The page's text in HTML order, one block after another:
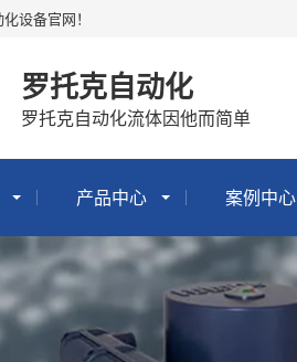
设备官网！
罗托克自动化
罗托克自动化流体因他而简单
产品中心 案例中心